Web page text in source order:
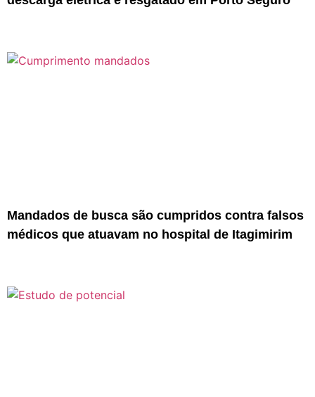
Mandados de busca são cumpridos contra falsos
médicos que atuavam no hospital de Itagimirim